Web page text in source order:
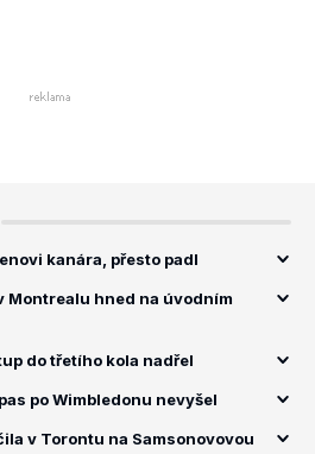
kanára, přesto padl
Montrealu hned na úvodním
do třetího kola nadřel
po Wimbledonu nevyšel
v Torontu na Samsonovovou